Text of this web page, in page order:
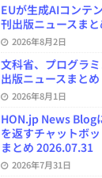
EUが生成AIコンテ
刊出版ニュースま
2026年8月2日
文科省、プログラ
出版ニュースまと
2026年8月1日
HON.jp News Blog
を返すチャットボ
まとめ 2026.07.31
2026年7月31日